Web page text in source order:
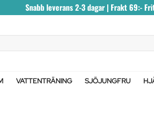
Snabb leverans 2-3 dagar | Frakt 69:-
VATTENTRÄNING SJÖJUNGFRU